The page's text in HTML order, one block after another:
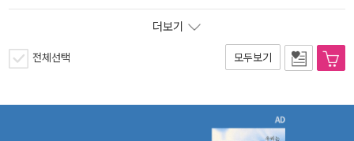
더보기
전체선택 모두보기